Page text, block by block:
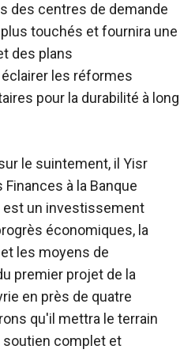
des centres de demande
touchés et fournira une
des plans
les réformes
pour la durabilité à long
le suintement, il Yisr
à la Banque
est un investissement
économiques, la
les moyens de
premier projet de la
en près de quatre
qu'il mettra le terrain
soutien complet et